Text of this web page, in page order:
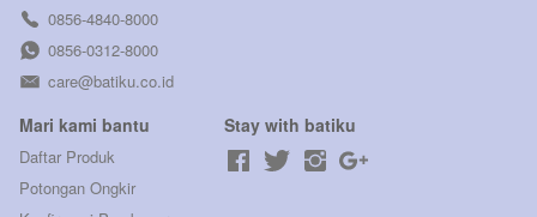
0856-4840-8000
0856-0312-8000
care@batiku.co.id
Mari kami bantu
Daftar Produk
Potongan Ongkir
Stay with batiku